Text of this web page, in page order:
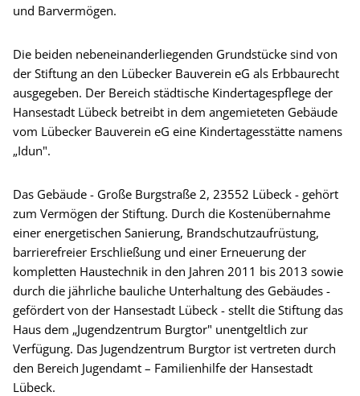
und Barvermögen.
Die beiden nebeneinanderliegenden Grundstücke sind von
der Stiftung an den Lübecker Bauverein eG als Erbbaurecht
ausgegeben. Der Bereich städtische Kindertagespflege der
Hansestadt Lübeck betreibt in dem angemieteten Gebäude
vom Lübecker Bauverein eG eine Kindertagesstätte namens
„Idun".
Das Gebäude - Große Burgstraße 2, 23552 Lübeck - gehört
zum Vermögen der Stiftung. Durch die Kostenübernahme
einer energetischen Sanierung, Brandschutzaufrüstung,
barrierefreier Erschließung und einer Erneuerung der
kompletten Haustechnik in den Jahren 2011 bis 2013 sowie
durch die jährliche bauliche Unterhaltung des Gebäudes -
gefördert von der Hansestadt Lübeck - stellt die Stiftung das
Haus dem „Jugendzentrum Burgtor" unentgeltlich zur
Verfügung. Das Jugendzentrum Burgtor ist vertreten durch
den Bereich Jugendamt – Familienhilfe der Hansestadt
Lübeck.